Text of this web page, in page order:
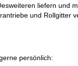
liefern und
und Rollgitter
persönlich: